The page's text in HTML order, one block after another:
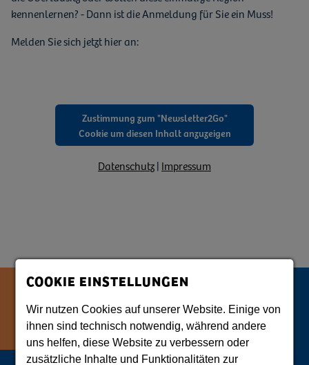
kennenlernen? - Dann ist die Anmeldung für Sie ein Muss!
Melden Sie sich jetzt hier an:
Zustimmung zum "Newsletter2Go"
Cookie um diesen Inhalt anzuzeigen
Datenschutz| Impressum
COOKIE EINSTELLUNGEN
Wir nutzen Cookies auf unserer Website. Einige von
ihnen sind technisch notwendig, während andere
uns helfen, diese Website zu verbessern oder
zusätzliche Inhalte und Funktionalitäten zur